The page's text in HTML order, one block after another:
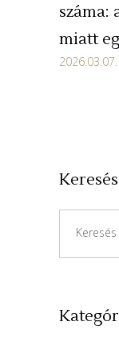
száma:
miatt
2026.03.07.
Keresés
for: